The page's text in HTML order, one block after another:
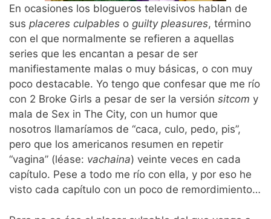
En ocasiones los blogueros televisivos hablan de
sus placeres culpables o guilty pleasures, término
con el que normalmente se refieren a aquellas
series que les encantan a pesar de ser
manifiestamente malas o muy básicas, o con muy
poco destacable. Yo tengo que confesar que me río
con 2 Broke Girls a pesar de ser la versión sitcom y
mala de Sex in The City, con un humor que
nosotros llamaríamos de “caca, culo, pedo, pis”,
pero que los americanos resumen en repetir
“vagina” (léase: vachaina) veinte veces en cada
capítulo. Pese a todo me río con ella, y por eso he
visto cada capítulo con un poco de remordimiento…